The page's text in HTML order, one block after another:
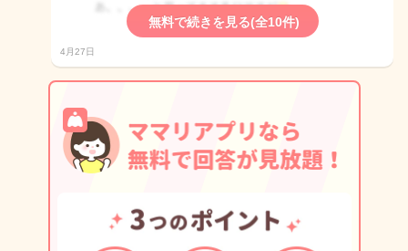
無料で続きを見る(全10件)
4月27日